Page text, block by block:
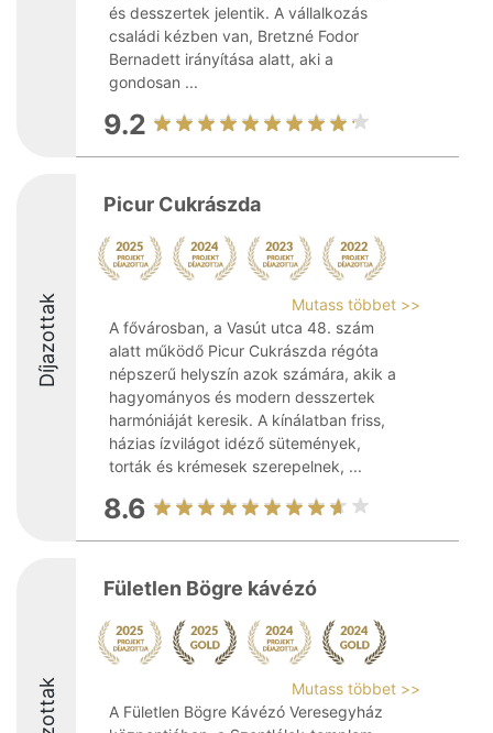
és desszertek jelentik. A vállalkozás
családi kézben van, Bretzné Fodor
Bernadett irányítása alatt, aki a
gondosan ...
9.2
Díjazottak
Picur Cukrászda
Mutass többet >>
A fővárosban, a Vasút utca 48. szám
alatt működő Picur Cukrászda régóta
népszerű helyszín azok számára, akik a
hagyományos és modern desszertek
harmóniáját keresik. A kínálatban friss,
házias ízvilágot idéző sütemények,
torták és krémesek szerepelnek, ...
8.6
Fületlen Bögre kávézó
Mutass többet >>
A Fületlen Bögre Kávézó Veresegyház